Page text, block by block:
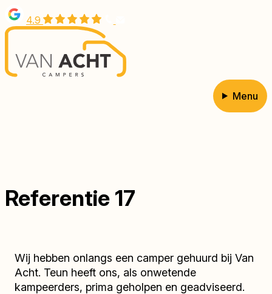
Overslaan
en
naar
inhoud
gaan
4.9
Menu
Referentie 17
Wij hebben onlangs een camper gehuurd bij Van
Acht. Teun heeft ons, als onwetende
kampeerders, prima geholpen en geadviseerd.